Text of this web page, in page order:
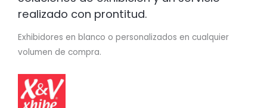
realizado con prontitud.
Exhibidores en blanco o personalizados en cualquier
volumen de compra.